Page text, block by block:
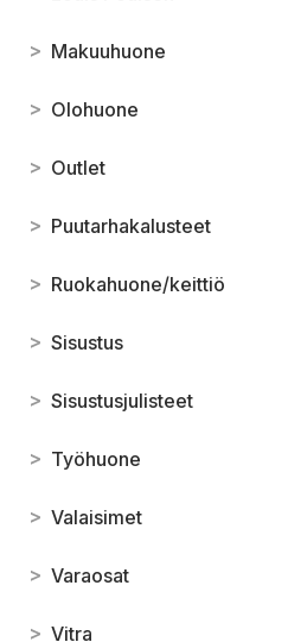
> Makuuhuone
> Olohuone
> Outlet
> Puutarhakalusteet
> Ruokahuone/keittiö
> Sisustus
> Sisustusjulisteet
> Työhuone
> Valaisimet
> Varaosat
> Vitra